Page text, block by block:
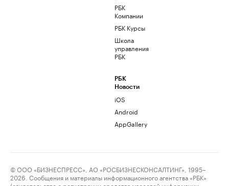
РБК
Компании
РБК Курсы
Школа
управления
РБК
РБК
Новости
iOS
Android
AppGallery
© ООО «БИЗНЕСПРЕСС», АО «РОСБИЗНЕСКОНСАЛТИНГ», 1995–
2026. Сообщения и материалы информационного агентства «РБК»